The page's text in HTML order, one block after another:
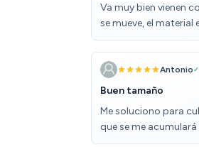
Va muy bien vienen
se mueve, el material
Antonio
Buen tamaño
Me soluciono para
que se me